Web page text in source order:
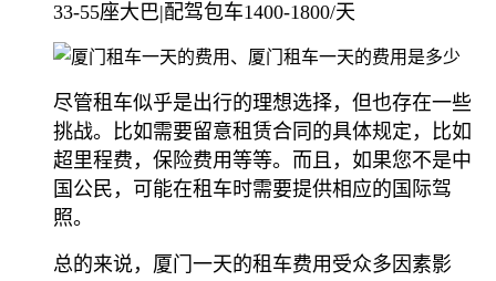
33-55座大巴|配驾包车1400-1800/天
尽管租车似乎是出行的理想选择，但也存在一些
挑战。比如需要留意租赁合同的具体规定，比如
超里程费，保险费用等等。而且，如果您不是中
国公民，可能在租车时需要提供相应的国际驾
照。
总的来说，厦门一天的租车费用受众多因素影